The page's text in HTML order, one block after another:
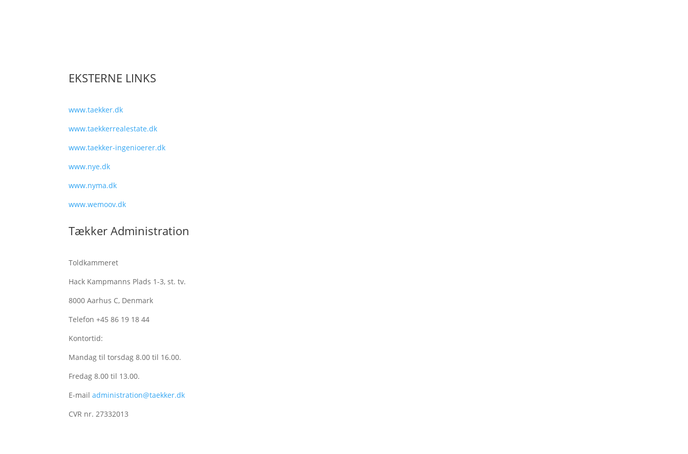
EKSTERNE LINKS
www.taekker.dk
www.taekkerrealestate.dk
www.taekker-ingenioerer.dk
www.nye.dk
www.nyma.dk
www.wemoov.dk
Tækker Administration
Toldkammeret
Hack Kampmanns Plads 1-3, st. tv.
8000 Aarhus C, Denmark
Telefon +45 86 19 18 44
Kontortid:
Mandag til torsdag 8.00 til 16.00.
Fredag 8.00 til 13.00.
E-mailadministration@taekker.dk
CVR nr. 27332013